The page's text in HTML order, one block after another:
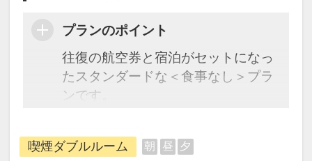
プランのポイント
往復の航空券と宿泊がセットになっ
たスタンダードな＜食事なし＞プラ
ンです。
できるダイナミックパッケージだか
ら、一都市滞在はもちろん周遊旅行
喫煙ダブルルーム 朝 昼 夕